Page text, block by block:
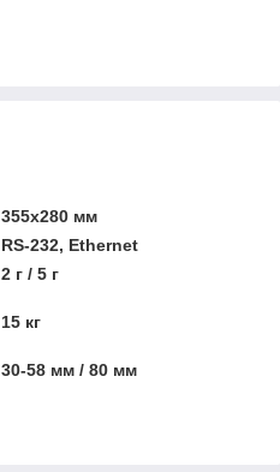
355х280 мм
RS-232, Ethernet
2 г / 5 г
15 кг
30-58 мм / 80 мм